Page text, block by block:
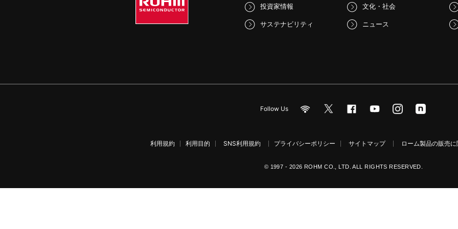
投資家情報
サステナビリティ
文化・社会
ニュース
Follow Us
利用規約 利用目的 SNS利用規約 プライバシーポリシー サイトマップ ローム製品の販売
© 1997 - 2026 ROHM CO., LTD. ALL RIGHTS RESERVED.